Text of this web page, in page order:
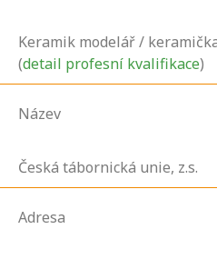
Keramik modelář /
(detail profesní kvalifikace)
Název
Česká tábornická unie, z.s.
Adresa